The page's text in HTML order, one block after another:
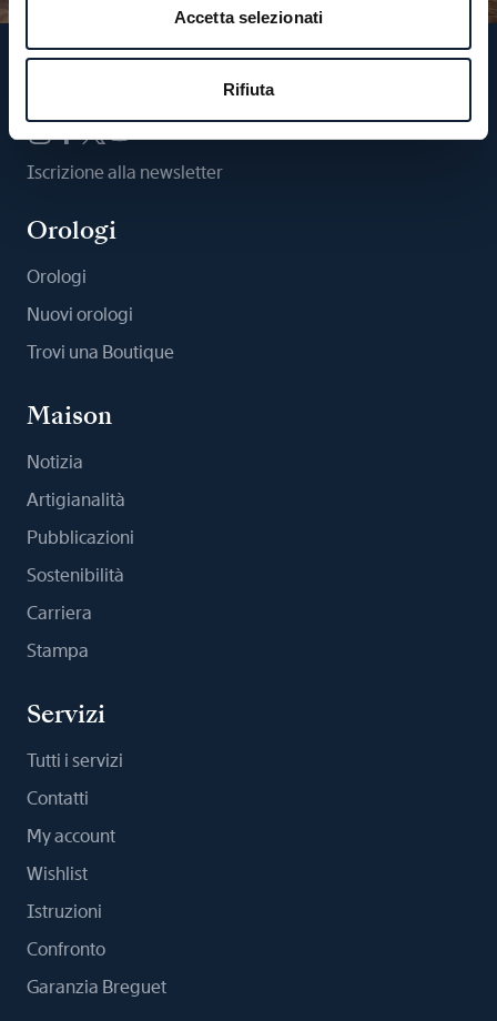
Accetta selezionati
Rifiuta
Iscrizione alla newsletter
Orologi
Orologi
Nuovi orologi
Trovi una Boutique
Maison
Notizia
Artigianalità
Pubblicazioni
Sostenibilità
Carriera
Stampa
Servizi
Tutti i servizi
Contatti
My account
Wishlist
Istruzioni
Confronto
Garanzia Breguet